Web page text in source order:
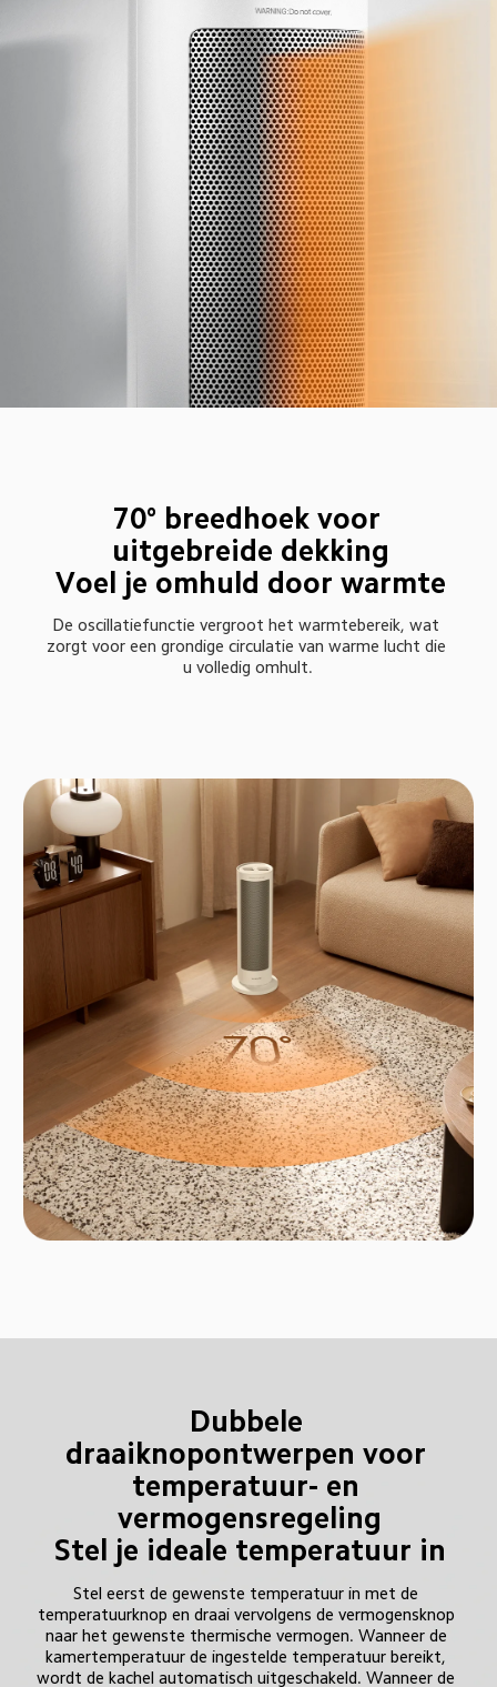
70° breedhoek voor
uitgebreide dekking
Voel je omhuld door warmte
De oscillatiefunctie vergroot het warmtebereik, wat
zorgt voor een grondige circulatie van warme lucht die
u volledig omhult.
Dubbele
draaiknopontwerpen voor
temperatuur- en
vermogensregeling
Stel je ideale temperatuur in
Stel eerst de gewenste temperatuur in met de
temperatuurknop en draai vervolgens de vermogensknop
naar het gewenste thermische vermogen. Wanneer de
kamertemperatuur de ingestelde temperatuur bereikt,
wordt de kachel automatisch uitgeschakeld. Wanneer de